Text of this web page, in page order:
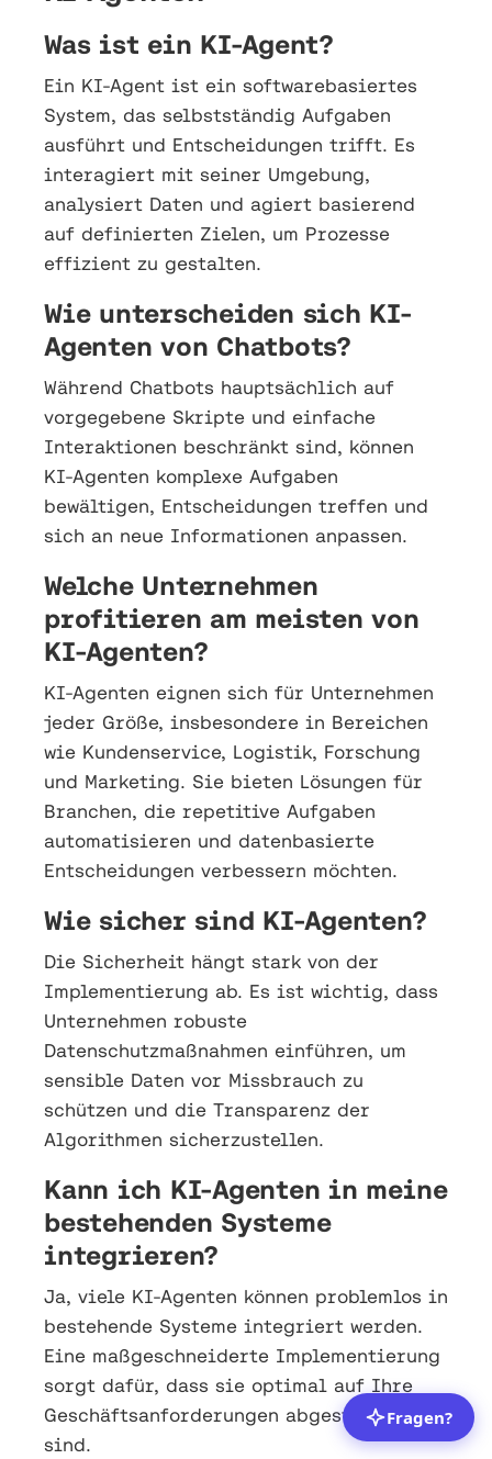
Was ist ein KI-Agent?
Ein KI-Agent ist ein softwarebasiertes
System, das selbstständig Aufgaben
ausführt und Entscheidungen trifft. Es
interagiert mit seiner Umgebung,
analysiert Daten und agiert basierend
auf definierten Zielen, um Prozesse
effizient zu gestalten.
Wie unterscheiden sich KI-
Agenten von Chatbots?
Während Chatbots hauptsächlich auf
vorgegebene Skripte und einfache
Interaktionen beschränkt sind, können
KI-Agenten komplexe Aufgaben
bewältigen, Entscheidungen treffen und
sich an neue Informationen anpassen.
Welche Unternehmen
profitieren am meisten von
KI-Agenten?
KI-Agenten eignen sich für Unternehmen
jeder Größe, insbesondere in Bereichen
wie Kundenservice, Logistik, Forschung
und Marketing. Sie bieten Lösungen für
Branchen, die repetitive Aufgaben
automatisieren und datenbasierte
Entscheidungen verbessern möchten.
Wie sicher sind KI-Agenten?
Die Sicherheit hängt stark von der
Implementierung ab. Es ist wichtig, dass
Unternehmen robuste
Datenschutzmaßnahmen einführen, um
sensible Daten vor Missbrauch zu
schützen und die Transparenz der
Algorithmen sicherzustellen.
Kann ich KI-Agenten in meine
bestehenden Systeme
integrieren?
Ja, viele KI-Agenten können problemlos in
bestehende Systeme integriert werden.
Eine maßgeschneiderte Implementierung
sorgt dafür, dass sie optimal auf Ihre
Geschäftsanforderungen abgestimmt
sind.